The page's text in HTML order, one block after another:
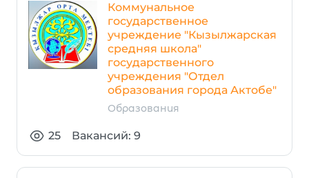
Коммунальное
государственное
учреждение "Кызылжарская
средняя школа"
государственного
учреждения "Отдел
образования города Актобе"
Образования
25 Вакансий: 9